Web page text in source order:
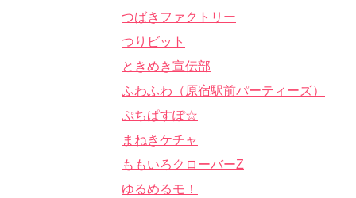
つばきファクトリー
つりビット
ときめき宣伝部
ふわふわ（原宿駅前パーティーズ）
ぷちぱすぽ☆
まねきケチャ
ももいろクローバーZ
ゆるめるモ！